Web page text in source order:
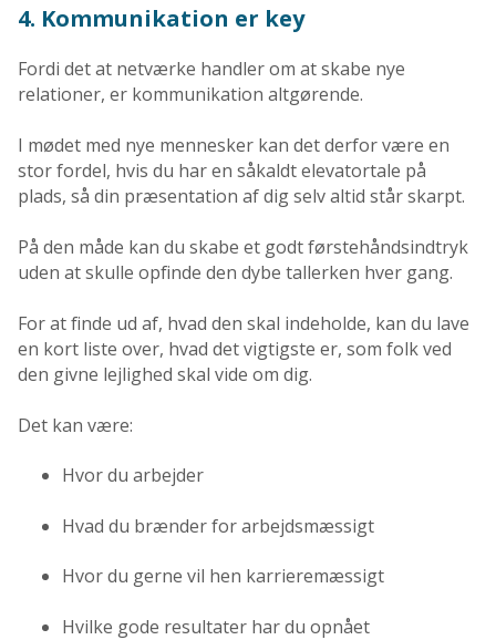
4. Kommunikation er key
Fordi det at netværke handler om at skabe nye
relationer, er kommunikation altgørende.
I mødet med nye mennesker kan det derfor være en
stor fordel, hvis du har en såkaldt elevatortale på
plads, så din præsentation af dig selv altid står skarpt.
På den måde kan du skabe et godt førstehåndsindtryk
uden at skulle opfinde den dybe tallerken hver gang.
For at finde ud af, hvad den skal indeholde, kan du lave
en kort liste over, hvad det vigtigste er, som folk ved
den givne lejlighed skal vide om dig.
Det kan være:
Hvor du arbejder
Hvad du brænder for arbejdsmæssigt
Hvor du gerne vil hen karrieremæssigt
Hvilke gode resultater har du opnået